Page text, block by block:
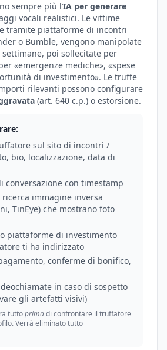
sempre più l’IA per generare
vocali realistici. Le vittime
tramite piattaforme di incontri
o Bumble, vengono manipolate
poi sollecitate per
«emergenze mediche», «spese
di investimento». Le truffe
rilevanti possono configurare
(art. 640 c.p.) o estorsione.
sul sito di incontri /
bio, localizzazione, data di
conversazione con timestamp
immagine inversa
TinEye) che mostrano foto
piattaforme di investimento
ti ha indirizzato
conferme di bonifico,
in caso di sospetto
gli artefatti visivi)
tuttoprimadi confrontare il truffatore
Verrà eliminato tutto